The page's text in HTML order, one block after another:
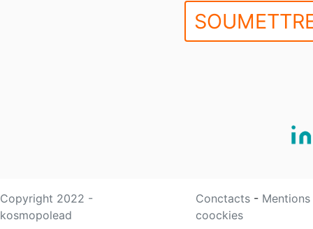
Copyright 2022 -
kosmopolead
Conctacts -
coockies